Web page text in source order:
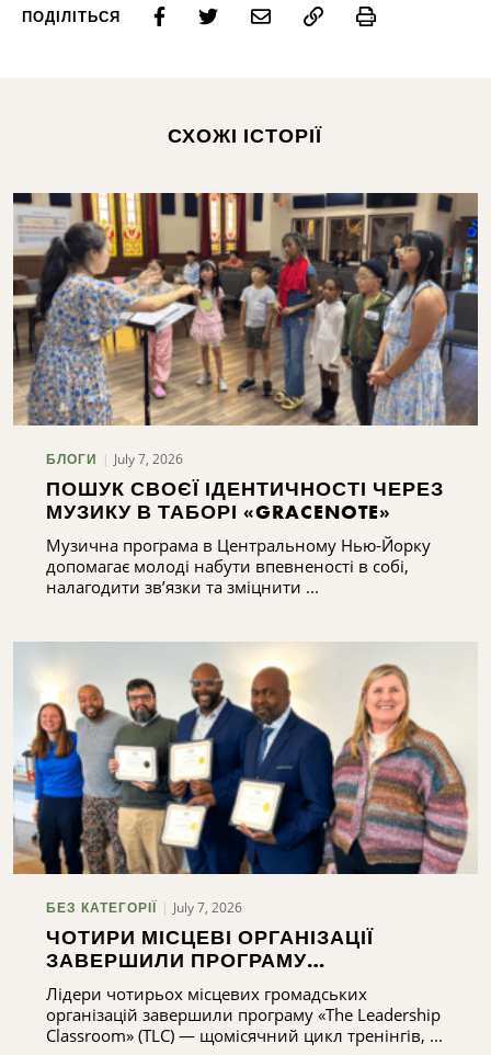
ПОДІЛІТЬСЯ Print
СХОЖІ ІСТОРІЇ
БЛОГИ July 7, 2026
ПОШУК СВОЄЇ ІДЕНТИЧНОСТІ ЧЕРЕЗ
МУЗИКУ В ТАБОРІ «GRACENOTE»
Музична програма в Центральному Нью-Йорку
допомагає молоді набути впевненості в собі,
налагодити зв’язки та зміцнити ...
БЕЗ КАТЕГОРІЇ July 7, 2026
ЧОТИРИ МІСЦЕВІ ОРГАНІЗАЦІЇ
ЗАВЕРШИЛИ ПРОГРАМУ
ПІДГОТОВКИ ЛІДЕРІВ
Лідери чотирьох місцевих громадських
організацій завершили програму «The Leadership
Classroom» (TLC) — щомісячний цикл тренінгів, ...